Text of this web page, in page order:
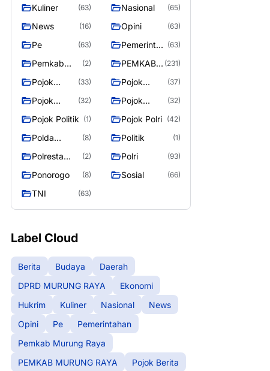
Kuliner (63) Nasional (65)
News (16) Opini (63)
Pe (63)
Pemerintah (63)
Pemkab
Raya
(2)
PEMKAB
RAYA
(231)
Pojok
(33)
Pojok
(37)
Pojok
(32)
Pojok
(32)
Pojok Politik (1) Pojok Polri (42)
Polda
Tengah
(8) Politik (1)
Polresta
Raya
(2) Polri (93)
Ponorogo (8) Sosial (66)
TNI (63)
Label Cloud
Berita Budaya
Daerah
DPRD MURUNG RAYA
Ekonomi
Hukrim
Kuliner Nasional
News
Opini
Pe
Pemerintahan
Pemkab Murung Raya
PEMKAB MURUNG RAYA
Pojok Berita